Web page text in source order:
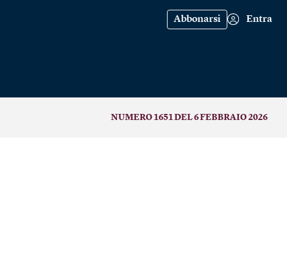
Abbonarsi Entra
NUMERO 1651 DEL 6 FEBBRAIO 2026